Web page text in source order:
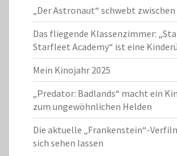
„Der Astronaut“ schwebt
Das fliegende Klassenzimmer:
Starfleet Academy“ ist eine
Mein Kinojahr 2025
„Predator: Badlands“ macht ein
zum ungewöhnlichen Helden
Die aktuelle „Frankenstein“-
sich sehen lassen